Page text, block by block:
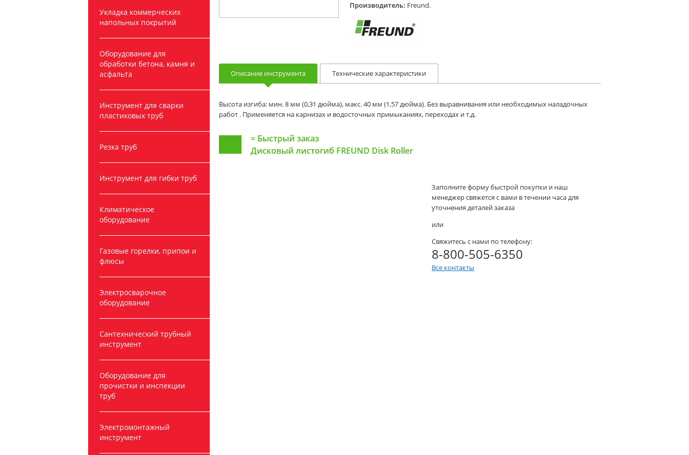
Укладка коммерческих
напольных покрытий
Оборудование для
обработки бетона, камня и
асфальта
Инструмент для сварки
пластиковых труб
Резка труб
Инструмент для гибки труб
Климатическое
оборудование
Газовые горелки, припои и
флюсы
Электросварочное
оборудование
Сантехнический трубный
инструмент
Оборудование для
прочистки и инспекции
труб
Электромонтажный
инструмент
Производитель: Freund.
Описание инструмента Технические характеристики
Высота изгиба: мин. 8 мм (0,31 дюйма), макс. 40 мм (1,57 дюйма). Без выравнивания или необходимых наладочных
работ . Применяется на карнизах и водосточных примыканиях, переходах и т.д.
= Быстрый заказ
Дисковый листогиб FREUND Disk Roller
Заполните форму быстрой покупки и наш
менеджер свяжется с вами в течении часа для
уточнения деталей заказа
или
Свяжитесь с нами по телефону:
8-800-505-6350
Все контакты